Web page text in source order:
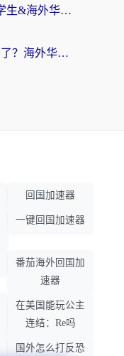
海外哪里能看奥运直播？留学生&海外华人必看的体育赛事观赛终极指南
12123交管在国外怎么使用不了？海外华人必看的无缝访问国内资源指南
回国加速器
一键回国加速器
番茄海外回国加
速器
在美国能玩公主
连结：Re吗
国外怎么打反恐